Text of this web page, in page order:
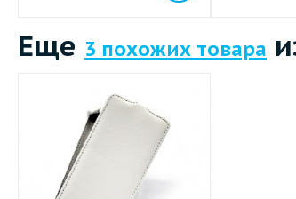
Еще 3 похожих товара